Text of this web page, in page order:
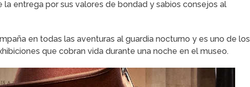
entrega por sus valores de bondad y sabios consejos al
en todas las aventuras al guardia nocturno y es uno de los
que cobran vida durante una noche en el museo.